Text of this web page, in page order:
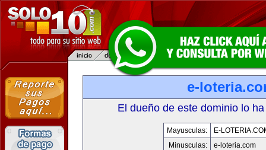
e-
El dueño de este dominio lo
Mayusculas:
E-
Minusculas:
e-loteria.com